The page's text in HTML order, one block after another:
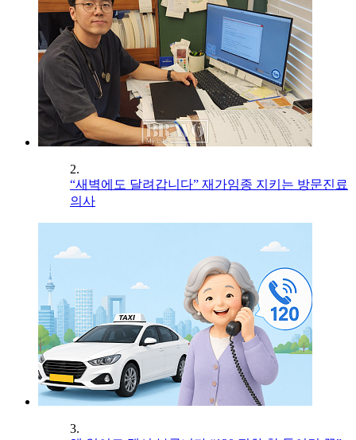
2.
“새벽에도 달려갑니다” 재가임종 지키는 방문진료
의사
3.